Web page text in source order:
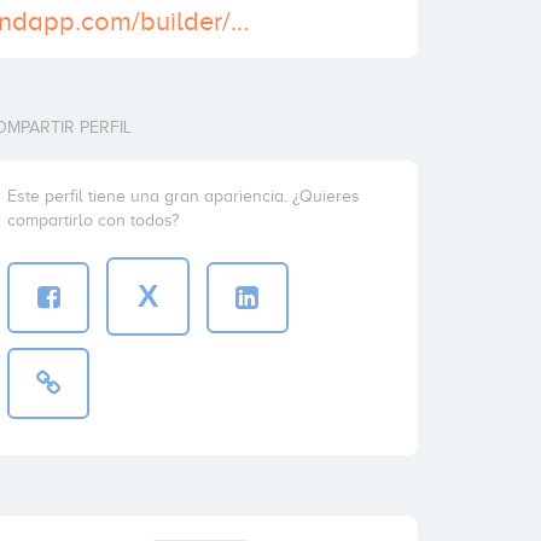
https://www.bandapp.com/builder/home
PERFIL
Este perfil tiene una gran apariencia. ¿Quieres
compartirlo con todos?
X